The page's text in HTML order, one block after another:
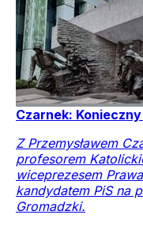
Czarnek:
Z Przemysławem
profesorem
wiceprezesem
kandydatem PiS na
Gromadzki.